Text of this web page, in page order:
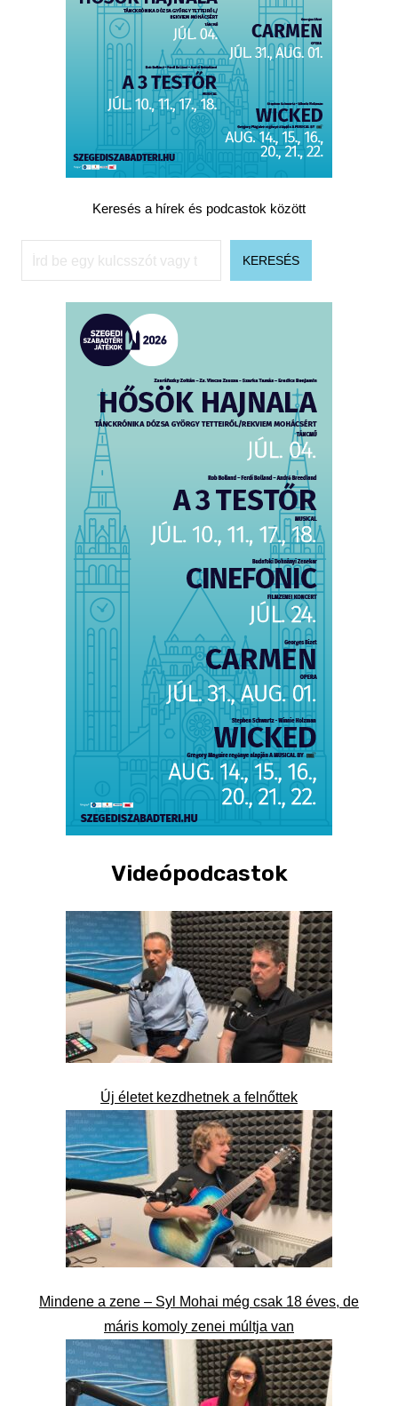
Keresés a hírek és podcastok között
Keresés
KERESÉS
Videópodcastok
Új életet kezdhetnek a felnőttek
Mindene a zene – Syl Mohai még csak 18 éves, de
máris komoly zenei múltja van